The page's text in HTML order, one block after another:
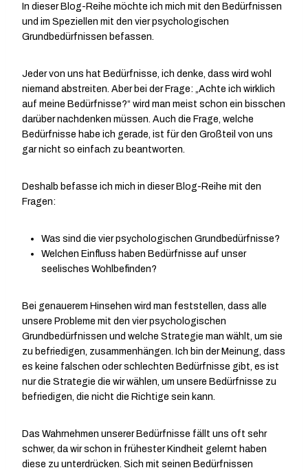
In dieser Blog-Reihe möchte ich mich mit den Bedürfnissen
und im Speziellen mit den vier psychologischen
Grundbedürfnissen befassen.
Jeder von uns hat Bedürfnisse, ich denke, dass wird wohl
niemand abstreiten. Aber bei der Frage: „Achte ich wirklich
auf meine Bedürfnisse?“ wird man meist schon ein bisschen
darüber nachdenken müssen. Auch die Frage, welche
Bedürfnisse habe ich gerade, ist für den Großteil von uns
gar nicht so einfach zu beantworten.
Deshalb befasse ich mich in dieser Blog-Reihe mit den
Fragen:
Was sind die vier psychologischen Grundbedürfnisse?
Welchen Einfluss haben Bedürfnisse auf unser
seelisches Wohlbefinden?
Bei genauerem Hinsehen wird man feststellen, dass alle
unsere Probleme mit den vier psychologischen
Grundbedürfnissen und welche Strategie man wählt, um sie
zu befriedigen, zusammenhängen. Ich bin der Meinung, dass
es keine falschen oder schlechten Bedürfnisse gibt, es ist
nur die Strategie die wir wählen, um unsere Bedürfnisse zu
befriedigen, die nicht die Richtige sein kann.
Das Wahrnehmen unserer Bedürfnisse fällt uns oft sehr
schwer, da wir schon in frühester Kindheit gelernt haben
diese zu unterdrücken. Sich mit seinen Bedürfnissen